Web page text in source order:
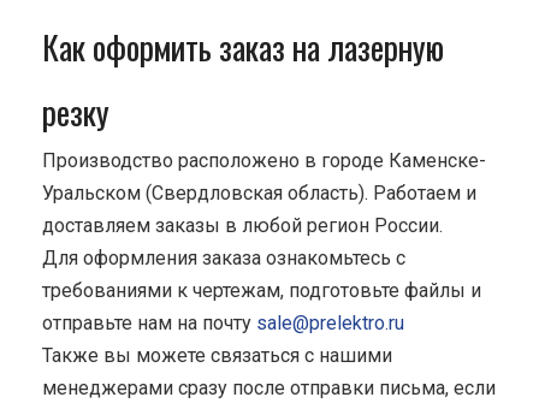
Как оформить заказ на лазерную
резку
Производство расположено в городе Каменске-
Уральском (Свердловская область). Работаем и
доставляем заказы в любой регион России.
Для оформления заказа ознакомьтесь с
требованиями к чертежам, подготовьте файлы и
отправьте нам на почту sale@prelektro.ru
Также вы можете связаться с нашими
менеджерами сразу после отправки письма, если